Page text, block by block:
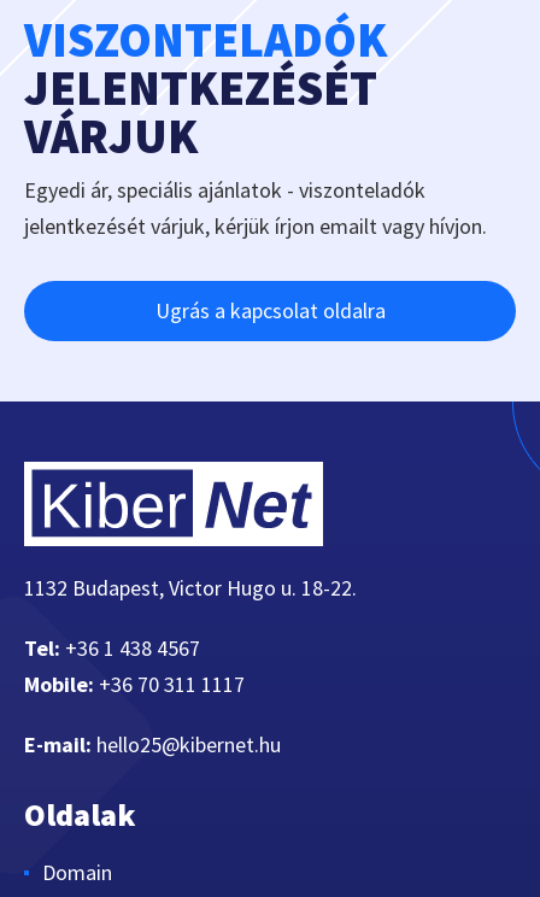
VISZONTELADÓK
JELENTKEZÉSÉT
VÁRJUK
Egyedi ár, speciális ajánlatok - viszonteladók
jelentkezését várjuk, kérjük írjon emailt vagy hívjon.
Ugrás a kapcsolat oldalra
1132 Budapest, Victor Hugo u. 18-22.
Tel: +36 1 438 4567
Mobile: +36 70 311 1117
E-mail: hello25@kibernet.hu
Oldalak
Domain